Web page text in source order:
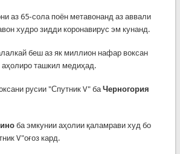
аз 65-сола поён метавонанд аз аввали
худро зидди коронавирус эм кунанд.
беш аз як миллион нафар воксан
аҳолиро ташкил медиҳад.
русии "Спутник V" баЧерногория
ба эмкунии аҳолии қаламрави худ бо
V"оғоз кард.